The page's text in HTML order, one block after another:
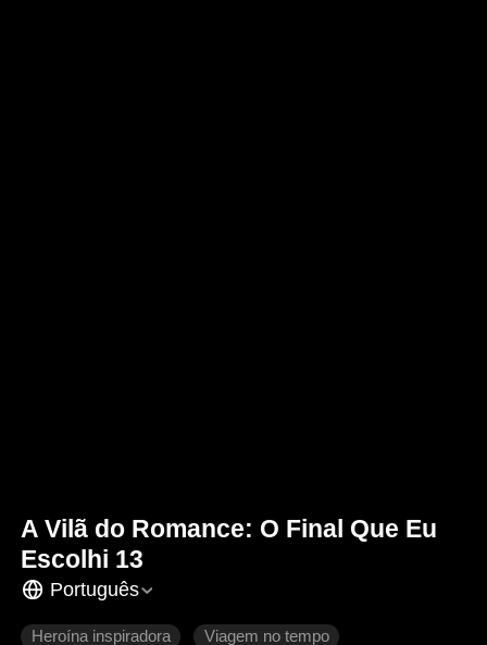
A Vilã do Romance: O Final Que Eu
Escolhi 13
Português
Heroína inspiradora Viagem no tempo